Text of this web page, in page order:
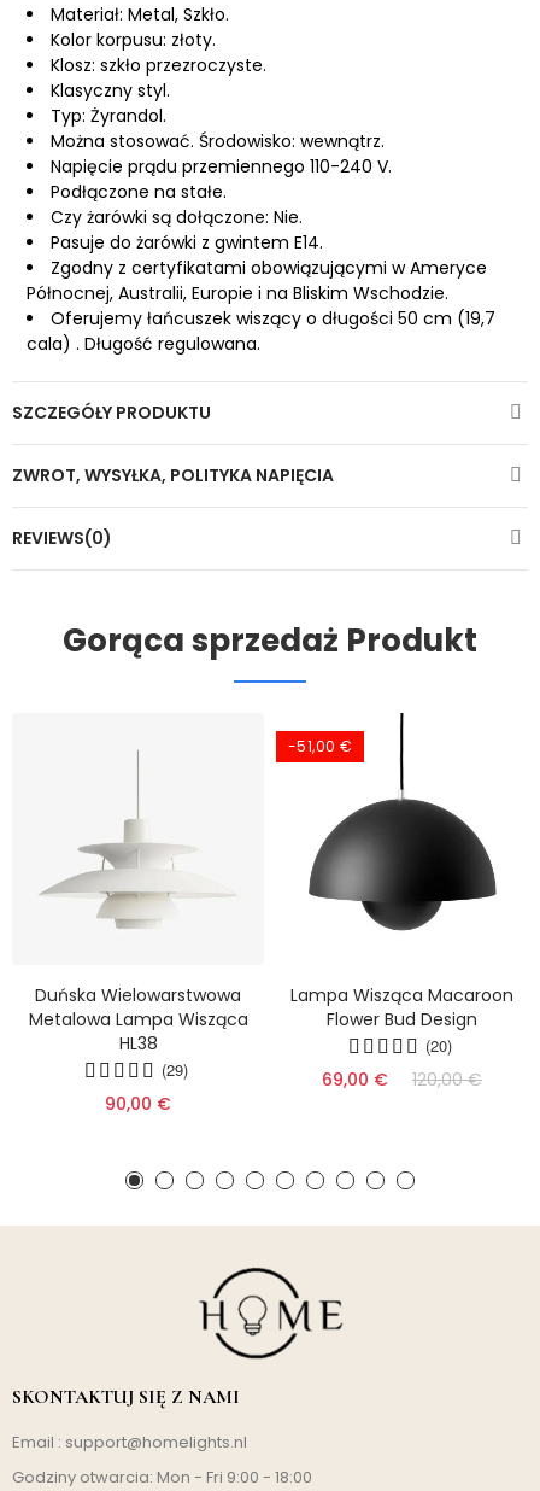
Materiał: Metal, Szkło.
Kolor korpusu: złoty.
Klosz: szkło przezroczyste.
Klasyczny styl.
Typ: Żyrandol.
Można stosować. Środowisko: wewnątrz.
Napięcie prądu przemiennego 110-240 V.
Podłączone na stałe.
Czy żarówki są dołączone: Nie.
Pasuje do żarówki z gwintem E14.
Zgodny z certyfikatami obowiązującymi w Ameryce
Północnej, Australii, Europie i na Bliskim Wschodzie.
Oferujemy łańcuszek wiszący o długości 50 cm (19,7
cala) . Długość regulowana.
SZCZEGÓŁY PRODUKTU
ZWROT, WYSYŁKA, POLITYKA NAPIĘCIA
REVIEWS(0)
Gorąca sprzedaż Produkt
Duńska Wielowarstwowa
Metalowa Lampa Wisząca
HL38
(29)
90,00 €
-51,00 €
Lampa Wisząca Macaroon
Flower Bud Design
(20)
69,00 € 120,00 €
SKONTAKTUJ SIĘ Z NAMI
Email : support@homelights.nl
Godziny otwarcia: Mon - Fri 9:00 - 18:00